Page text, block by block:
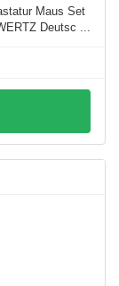
Maus Set
Deutsc ...